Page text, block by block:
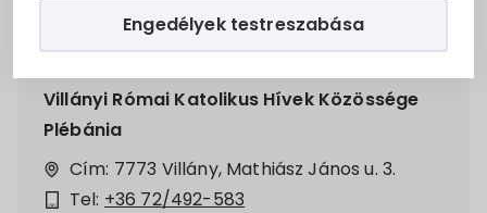
Engedélyek testreszabása
Választási információk
Választási szervek
Választási ügyintézés
Villányi Római Katolikus Hívek Közössége
Plébánia
Cím: 7773 Villány, Mathiász János u. 3.
Tel: +36 72/492-583